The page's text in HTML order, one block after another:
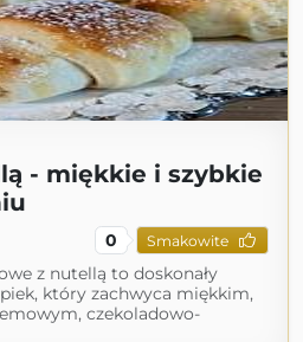
- miękkie i szybkie
0 Smakowite
z nutellą to doskonały
który zachwyca miękkim,
czekoladowo-